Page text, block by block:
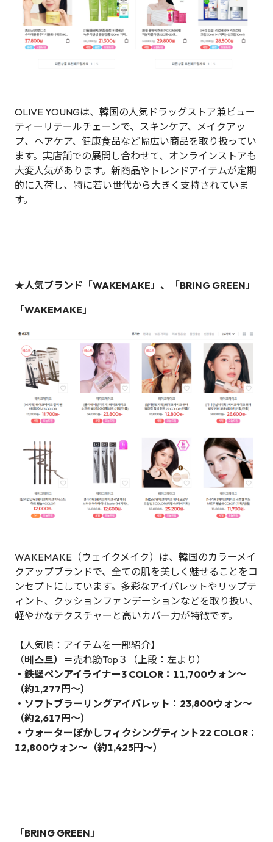
OLIVE YOUNGは、韓国の人気ドラッグストア兼ビュー
ティーリテールチェーンで、スキンケア、メイクアッ
プ、ヘアケア、健康食品など幅広い商品を取り扱ってい
ます。実店舗での展開し合わせて、オンラインストアも
大変人気があります。新商品やトレンドアイテムが定期
的に入荷し、特に若い世代から大きく支持されていま
す。
★人気ブランド「WAKEMAKE」、「BRING GREEN」
「WAKEMAKE」
WAKEMAKE（ウェイクメイク）は、韓国のカラーメイ
クアップブランドで、全ての肌を美しく魅せることをコ
ンセプトにしています。多彩なアイパレットやリップテ
ィント、クッションファンデーションなどを取り扱い、
軽やかなテクスチャーと高いカバー力が特徴です。
【人気順：アイテムを一部紹介】
（베스트） ＝売れ筋Top３（上段：左より）
・鉄壁ペンアイライナー3 COLOR：11,700ウォン～
（約1,277円～）
・ソフトブラーリングアイパレット：23,800ウォン～
（約2,617円～）
・ウォーターぼかしフィクシングティント22 COLOR：
12,800ウォン～（約1,425円～）
「BRING GREEN」